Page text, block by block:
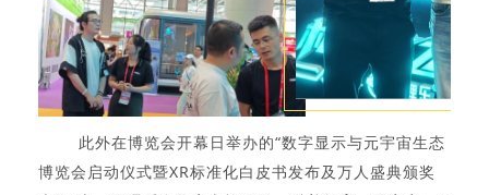
此外在博览会开幕日举办的“数字显示与元宇宙生态
博览会启动仪式暨XR标准化白皮书发布及万人盛典颁奖